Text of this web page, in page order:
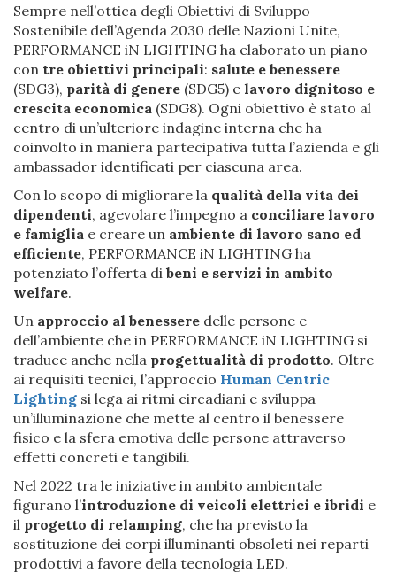
Sempre nell’ottica degli Obiettivi di Sviluppo
Sostenibile dell’Agenda 2030 delle Nazioni Unite,
PERFORMANCE iN LIGHTING ha elaborato un piano
con tre obiettivi principali: salute e benessere
(SDG3), parità di genere (SDG5) e lavoro dignitoso e
crescita economica (SDG8). Ogni obiettivo è stato al
centro di un’ulteriore indagine interna che ha
coinvolto in maniera partecipativa tutta l’azienda e gli
ambassador identificati per ciascuna area.
Con lo scopo di migliorare la qualità della vita dei
dipendenti, agevolare l’impegno a conciliare lavoro
e famiglia e creare un ambiente di lavoro sano ed
efficiente, PERFORMANCE iN LIGHTING ha
potenziato l’offerta di beni e servizi in ambito
welfare.
Un approccio al benessere delle persone e
dell’ambiente che in PERFORMANCE iN LIGHTING si
traduce anche nella progettualità di prodotto. Oltre
ai requisiti tecnici, l’approccio Human Centric
Lighting si lega ai ritmi circadiani e sviluppa
un’illuminazione che mette al centro il benessere
fisico e la sfera emotiva delle persone attraverso
effetti concreti e tangibili.
Nel 2022 tra le iniziative in ambito ambientale
figurano l’introduzione di veicoli elettrici e ibridi e
il progetto di relamping, che ha previsto la
sostituzione dei corpi illuminanti obsoleti nei reparti
prodottivi a favore della tecnologia LED.